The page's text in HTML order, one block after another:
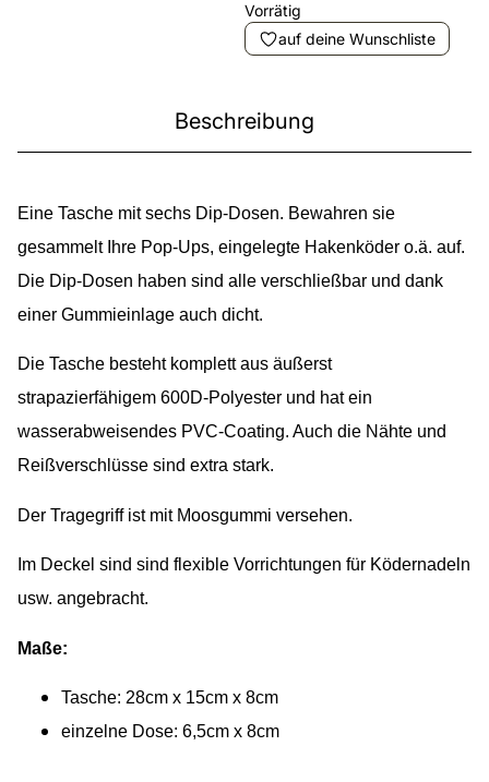
Vorrätig
auf deine Wunschliste
Beschreibung
Eine Tasche mit sechs Dip-Dosen. Bewahren sie
gesammelt Ihre Pop-Ups, eingelegte Hakenköder o.ä. auf.
Die Dip-Dosen haben sind alle verschließbar und dank
einer Gummieinlage auch dicht.
Die Tasche besteht komplett aus äußerst
strapazierfähigem 600D-Polyester und hat ein
wasserabweisendes PVC-Coating. Auch die Nähte und
Reißverschlüsse sind extra stark.
Der Tragegriff ist mit Moosgummi versehen.
Im Deckel sind sind flexible Vorrichtungen für Ködernadeln
usw. angebracht.
Maße:
Tasche: 28cm x 15cm x 8cm
einzelne Dose: 6,5cm x 8cm